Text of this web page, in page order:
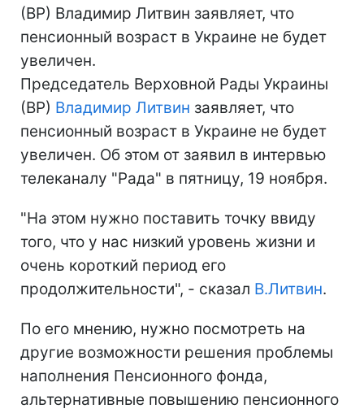
(ВР) Владимир Литвин заявляет, что
пенсионный возраст в Украине не будет
увеличен.
Председатель Верховной Рады Украины
(ВР) Владимир Литвин заявляет, что
пенсионный возраст в Украине не будет
увеличен. Об этом от заявил в интервью
телеканалу "Рада" в пятницу, 19 ноября.
"На этом нужно поставить точку ввиду
того, что у нас низкий уровень жизни и
очень короткий период его
продолжительности", - сказал В.Литвин.
По его мнению, нужно посмотреть на
другие возможности решения проблемы
наполнения Пенсионного фонда,
альтернативные повышению пенсионного